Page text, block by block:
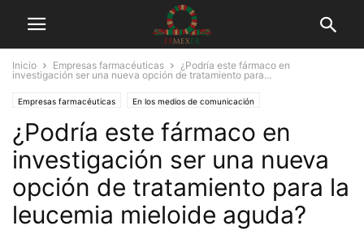
Inicio Empresas farmacéuticas
¿Podría este fármaco en
investigación ser una nueva opción de tratamiento para...
Empresas farmacéuticas En los medios de comunicación
Investigación médica Medicamentos huérfanos
Trabajo con farmacéuticas Tuits
¿Podría este fármaco en
investigación ser una nueva
opción de tratamiento para la
leucemia mieloide aguda?